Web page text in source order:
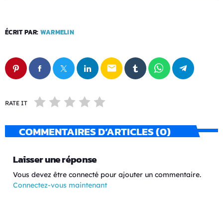
ÉCRIT PAR: WARMELIN
email
RATE IT
COMMENTAIRES D’ARTICLES (0)
Laisser une réponse
Vous devez être connecté pour ajouter un commentaire.
Connectez-vous maintenant